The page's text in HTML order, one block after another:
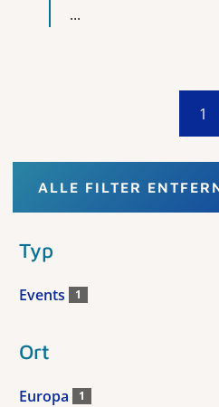
...
1
ALLE FILTER
Typ
Events 1
Ort
Europa 1